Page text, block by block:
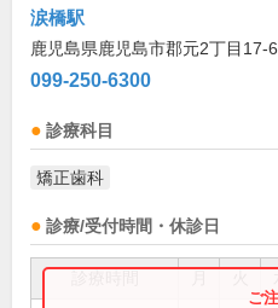
涙橋駅
鹿児島県鹿児島市郡元2丁目17-6
099-250-6300
診療科目
矯正歯科
診療/受付時間・休診日